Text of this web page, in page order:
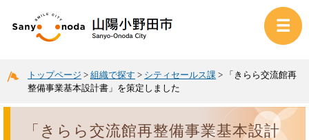
トップページ > 組織で探す > シティセールス課 >
「きらら交流館再
整備事業基本設計書」を策定しました
「きらら交流館再整備事業基本設計